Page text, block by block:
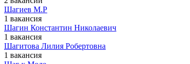
Шагиев М.Р
1 вакансия
Шагин Константин Николаевич
1 вакансия
Шагитова Лилия Робертовна
1 вакансия